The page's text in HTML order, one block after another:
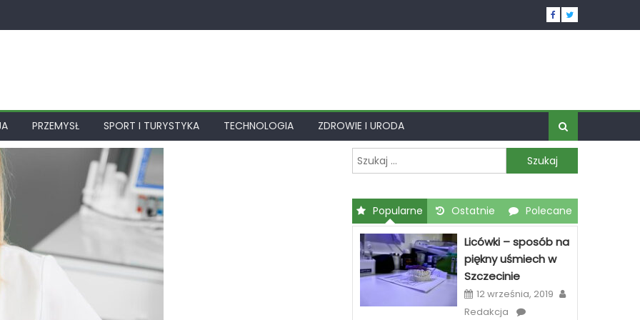
PRZEMYSŁ SPORT I TURYSTYKA TECHNOLOGIA ZDROWIE I URODA
Szukaj:
Popularne Ostatnie Polecane
Licówki – sposób na
piękny uśmiech w
Szczecinie
12 września, 2019
Redakcja